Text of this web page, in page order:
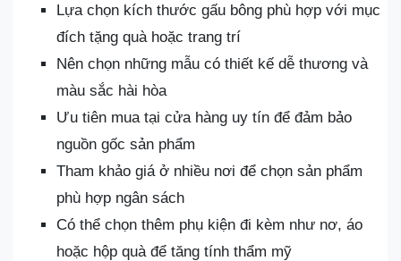
Lựa chọn kích thước gấu bông phù hợp với mục
đích tặng quà hoặc trang trí
Nên chọn những mẫu có thiết kế dễ thương và
màu sắc hài hòa
Ưu tiên mua tại cửa hàng uy tín để đảm bảo
nguồn gốc sản phẩm
Tham khảo giá ở nhiều nơi để chọn sản phẩm
phù hợp ngân sách
Có thể chọn thêm phụ kiện đi kèm như nơ, áo
hoặc hộp quà để tăng tính thẩm mỹ